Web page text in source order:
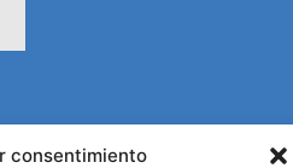
consentimiento